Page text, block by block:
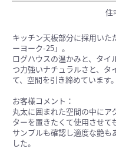
住
キッチン天板部分に採用いた
ーヨーク-25」。
ログハウスの温かみと、タ
つ力強いナチュラルさと、タ
て、空間を引き締めています。
お客様コメント：
丸太に囲まれた空間の中にア
ターを置きたくて使用させて
サンプルも確認し適度な艶も
した。